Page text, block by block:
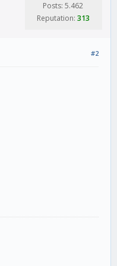
Posts: 5.462
Reputation: 313
#2